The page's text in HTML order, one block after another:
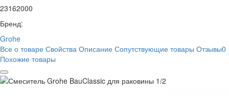
23162000
Бренд:
Grohe
Все о товаре Свойства Описание Сопутствующие товары Отзывы0
Похожие товары